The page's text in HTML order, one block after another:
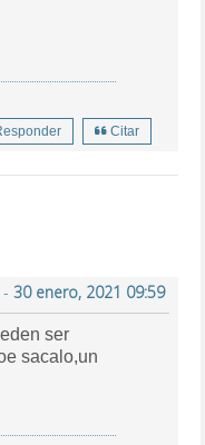
Citar
30 enero, 2021 09:59
ser
sacalo,un